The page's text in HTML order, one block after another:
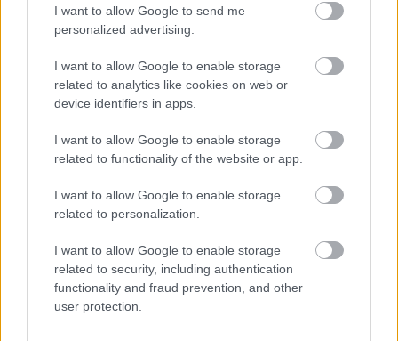
I want to allow Google to send me
personalized advertising.
I want to allow Google to enable storage
related to analytics like cookies on web or
device identifiers in apps.
I want to allow Google to enable storage
related to functionality of the website or app.
I want to allow Google to enable storage
related to personalization.
I want to allow Google to enable storage
related to security, including authentication
functionality and fraud prevention, and other
user protection.
Impreza +4:21.4
7 #6 Nasser Khalifa Al-Attiyah – Ziad Chehab (QAT – LBN)
8 #28 Hamza Bakhashab – Marcin Pasek (KSA – POL)
Can-Am Maverick +5:08.1
Mitsubishi Lancer Evo X +5:53.6
10 #9 Bassel Abou-Hamdan – Firas Elias (LBN) Skoda
Fabia R5 +7:29.6
Szaúd-Arábia Rally (MERC), gyorsasági szakaszok
időterve magyar idő szerint